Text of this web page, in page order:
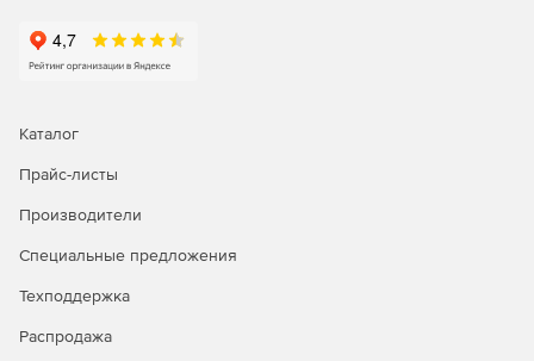
Каталог
Прайс-листы
Производители
Специальные предложения
Техподдержка
Распродажа